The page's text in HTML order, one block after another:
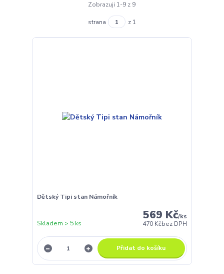
Zobrazuji 1-9 z 9
strana z 1
Dětský Tipi stan Námořník
569 Kč/ks
470 Kčbez DPH
Skladem > 5 ks
Přidat do košíku